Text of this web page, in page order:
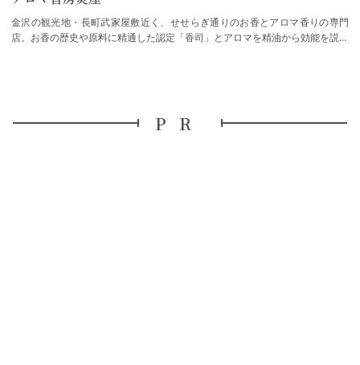
金沢の観光地・長町武家屋敷近く、せせらぎ通りのお香とアロマ香りの専門
店。お香の歴史や原料に精通した認定「香司」とアロマを精油から効能を説明
PR